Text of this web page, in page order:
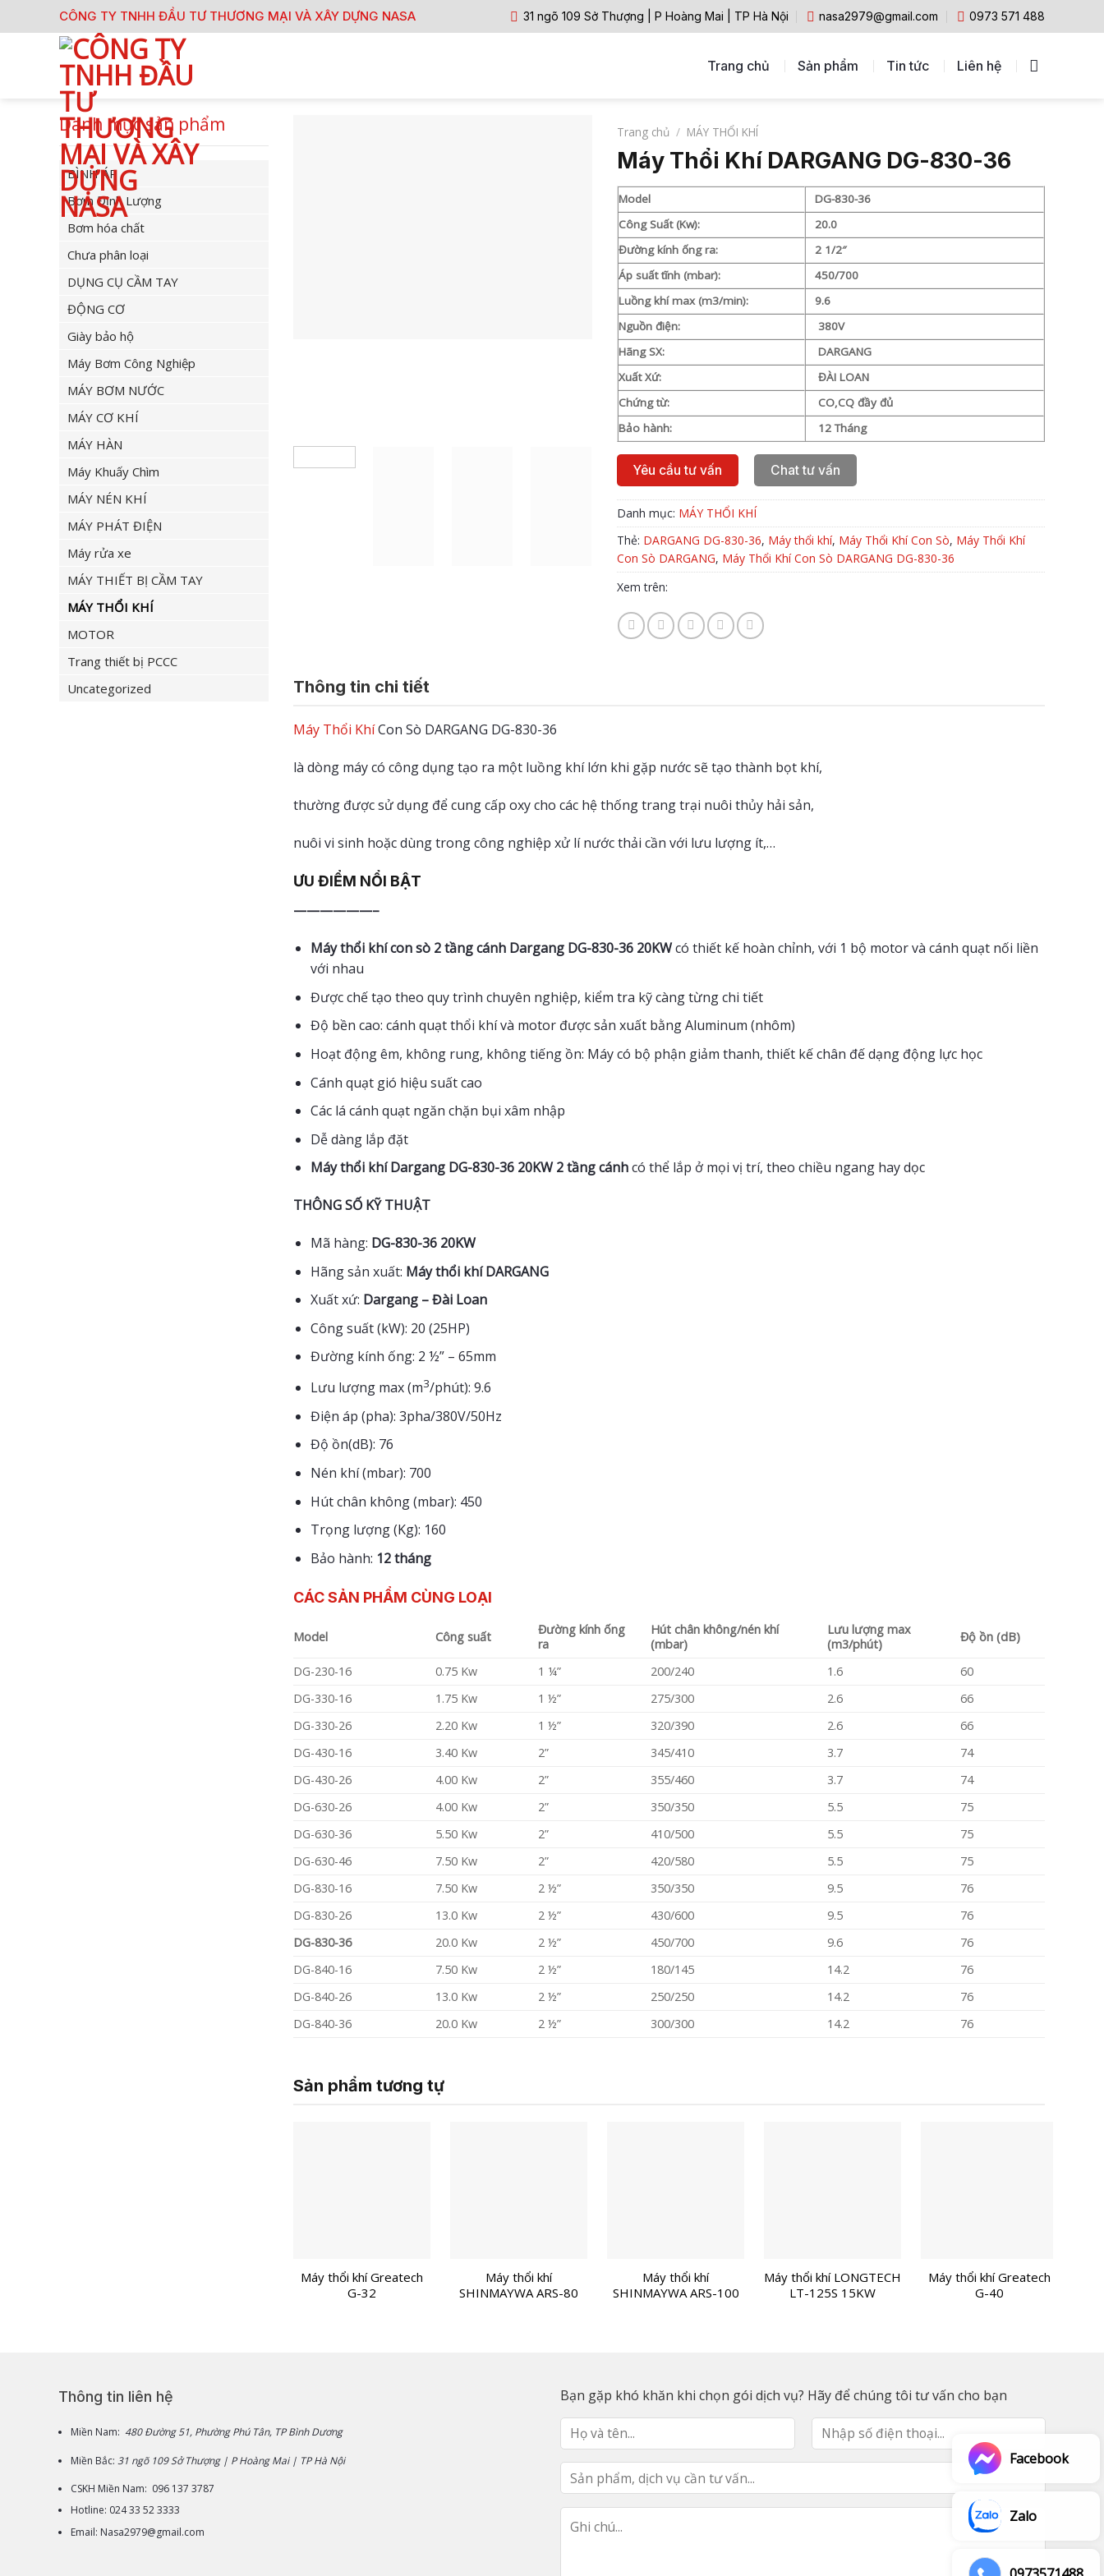
to
CÔNG TY TNHH ĐẦU TƯ THƯƠNG MẠI VÀ XÂY DỰNG NASA 31 ngõ 109 Sở Thượng | P Hoàng Mai | TP Hà Nội nasa2979@gmail.com 0973 571 488
Trang chủ Sản phẩm Tin tức Liên hệ
Danh mục sản phẩm
BÌNH ÁP
Bơm Định Lượng
Bơm hóa chất
Chưa phân loại
DỤNG CỤ CẦM TAY
ĐỘNG CƠ
Giày bảo hộ
Máy Bơm Công Nghiệp
MÁY BƠM NƯỚC
MÁY CƠ KHÍ
MÁY HÀN
Máy Khuấy Chìm
MÁY NÉN KHÍ
MÁY PHÁT ĐIỆN
Máy rửa xe
MÁY THIẾT BỊ CẦM TAY
MÁY THỔI KHÍ
MOTOR
Trang thiết bị PCCC
Uncategorized
Trang chủ / MÁY THỔI KHÍ
Máy Thổi Khí DARGANG DG-830-36
Model
DG-830-36
Công Suất (Kw):
20.0
Đường kính ống ra:
2 1/2″
Áp suất tĩnh (mbar):
450/700
Luồng khí max (m3/min):
9.6
Nguồn điện:
380V
Hãng SX:
DARGANG
Xuất Xứ:
ĐÀI LOAN
Chứng từ:
CO,CQ đầy đủ
Bảo hành:
12 Tháng
Yêu cầu tư vấn Chat tư vấn
Danh mục: MÁY THỔI KHÍ
Thẻ: DARGANG DG-830-36, Máy thổi khí, Máy Thổi Khí Con Sò, Máy Thổi Khí
Con Sò DARGANG, Máy Thổi Khí Con Sò DARGANG DG-830-36
Xem trên:
Thông tin chi tiết
Máy Thổi KhíCon Sò DARGANG DG-830-36
là dòng máy có công dụng tạo ra một luồng khí lớn khi gặp nước sẽ tạo thành bọt khí,
thường được sử dụng để cung cấp oxy cho các hệ thống trang trại nuôi thủy hải sản,
nuôi vi sinh hoặc dùng trong công nghiệp xử lí nước thải cần với lưu lượng ít,…
ƯU ĐIỂM NỔI BẬT
——————–
Máy thổi khí con sò 2 tầng cánh Dargang DG-830-36 20KWcó thiết kế hoàn chỉnh, với 1 bộ motor và cánh quạt nối liền
với nhau
Được chế tạo theo quy trình chuyên nghiệp, kiểm tra kỹ càng từng chi tiết
Độ bền cao: cánh quạt thổi khí và motor được sản xuất bằng Aluminum (nhôm)
Hoạt động êm, không rung, không tiếng ồn: Máy có bộ phận giảm thanh, thiết kế chân đế dạng động lực học
Cánh quạt gió hiệu suất cao
Các lá cánh quạt ngăn chặn bụi xâm nhập
Dễ dàng lắp đặt
Máy thổi khí Dargang DG-830-36 20KW 2 tầng cánhcó thể lắp ở mọi vị trí, theo chiều ngang hay dọc
THÔNG SỐ KỸ THUẬT
Mã hàng: DG-830-36 20KW
Hãng sản xuất: Máy thổi khí DARGANG
Xuất xứ: Dargang – Đài Loan
Công suất (kW): 20 (25HP)
Đường kính ống: 2 ½” – 65mm
Lưu lượng max (m3/phút): 9.6
Điện áp (pha): 3pha/380V/50Hz
Độ ồn(dB): 76
Nén khí (mbar): 700
Hút chân không (mbar): 450
Trọng lượng (Kg): 160
Bảo hành: 12 tháng
CÁC SẢN PHẨM CÙNG LOẠI
Model Công suất
Đường kính ống
ra
Hút chân không/nén khí
(mbar)
Lưu lượng max
(m3/phút)
Độ ồn (dB)
DG-230-16 0.75 Kw 1 ¼” 200/240 1.6
60
DG-330-16
1.75 Kw 1 ½” 275/300 2.6
66
DG-330-26
2.20 Kw 1 ½” 320/390 2.6
66
DG-430-16
3.40 Kw 2” 345/410 3.7
74
DG-430-26
4.00 Kw 2” 355/460 3.7
74
DG-630-26
4.00 Kw 2” 350/350 5.5
75
DG-630-36
5.50 Kw 2” 410/500 5.5
75
DG-630-46
7.50 Kw 2” 420/580 5.5
75
DG-830-16
7.50 Kw 2 ½” 350/350 9.5
76
DG-830-26
13.0 Kw 2 ½” 430/600 9.5
76
DG-830-36
20.0 Kw 2 ½” 450/700 9.6
76
DG-840-16
7.50 Kw 2 ½” 180/145 14.2
76
DG-840-26
13.0 Kw 2 ½” 250/250 14.2
76
DG-840-36
20.0 Kw 2 ½” 300/300 14.2 76
Sản phẩm tương tự
Máy thổi khí Greatech
G-32
Máy thổi khí
SHINMAYWA ARS-80
Máy thổi khí
SHINMAYWA ARS-100
Máy thổi khí LONGTECH
LT-125S 15KW
Máy thổi khí Greatech
G-40
Thông tin liên hệ
Miền Nam: 480 Đường 51, Phường Phú Tân, TP Bình Dương
Miền Bắc: 31 ngõ 109 Sở Thượng | P Hoàng Mai | TP Hà Nội
CSKH Miền Nam: 096 137 3787
Hotline: 024 33 52 3333
Email: Nasa2979@gmail.com
Bạn gặp khó khăn khi chọn gói dịch vụ? Hãy để chúng tôi tư vấn cho bạn
Facebook
Zalo